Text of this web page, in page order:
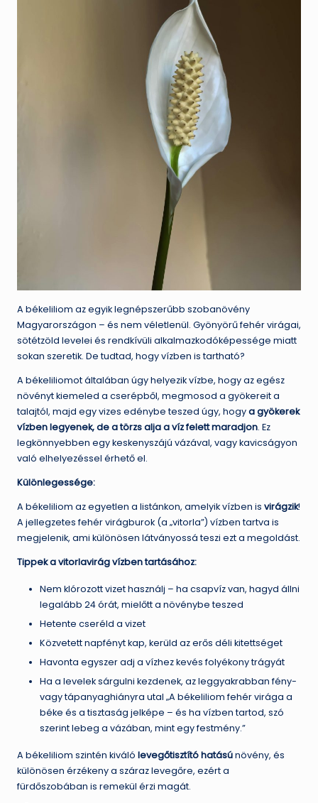
A békeliliom az egyik legnépszerűbb szobanövény
Magyarországon – és nem véletlenül. Gyönyörű fehér virágai,
sötétzöld levelei és rendkívüli alkalmazkodóképessége miatt
sokan szeretik. De tudtad, hogy vízben is tartható?
A békeliliomot általában úgy helyezik vízbe, hogy az egész
növényt kiemeled a cserépből, megmosod a gyökereit a
talajtól, majd egy vizes edénybe teszed úgy, hogya gyökerek
vízben legyenek, de a törzs alja a víz felett maradjon. Ez
legkönnyebben egy keskenyszájú vázával, vagy kavicságyon
való elhelyezéssel érhető el.
Különlegessége:
A békeliliom az egyetlen a listánkon, amelyik vízben is virágzik!
A jellegzetes fehér virágburok (a „vitorla”) vízben tartva is
megjelenik, ami különösen látványossá teszi ezt a megoldást.
Tippek a vitorlavirág vízben tartásához:
Nem klórozott vizet használj – ha csapvíz van, hagyd állni
legalább 24 órát, mielőtt a növénybe teszed
Hetente cseréld a vizet
Közvetett napfényt kap, kerüld az erős déli kitettséget
Havonta egyszer adj a vízhez kevés folyékony trágyát
Ha a levelek sárgulni kezdenek, az leggyakrabban fény-
vagy tápanyaghiányra utal „A békeliliom fehér virága a
béke és a tisztaság jelképe – és ha vízben tartod, szó
szerint lebeg a vázában, mint egy festmény.”
A békeliliom szintén kiváló levegőtisztító hatásúnövény, és
különösen érzékeny a száraz levegőre, ezért a
fürdőszobában is remekül érzi magát.